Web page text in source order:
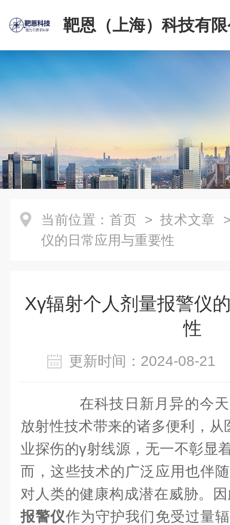
靶恩（上海）科技有
当前位置： 首页 > 技术文章
仪的日常应用与重要性
Xγ辐射个人剂量报警仪
性
更新时间：2024-08-
在科技日新月异的今天
放射性技术带来的诸多便利，
业探伤的γ射线源，无一不彰显
而，这些技术的广泛应用也伴
对人类的健康构成潜在威胁。
报警仪作为守护我们免受过量